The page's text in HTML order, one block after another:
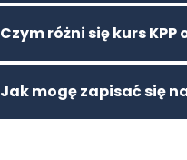
Czym różni się kurs
Jak mogę zapisać się